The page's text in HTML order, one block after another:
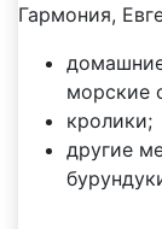
Гармония,
морские
кролики;
другие